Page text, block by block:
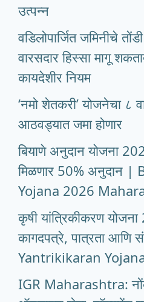
उत्पन्न
वडिलोपार्जित जमिनीचे
वारसदार हिस्सा मागू
कायदेशीर नियम
‘नमो शेतकरी’ योजनेचा ८
आठवड्यात जमा होणार
बियाणे अनुदान योजना
मिळणार 50% अनुदान
Yojana 2026
कृषी यांत्रिकीकरण
कागदपत्रे, पात्रता आणि
Yantrikikaran
IGR Maharashtra: